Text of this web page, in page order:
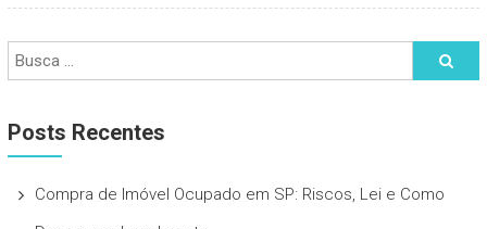
Posts Recentes
Compra de Imóvel Ocupado em SP: Riscos, Lei e Como